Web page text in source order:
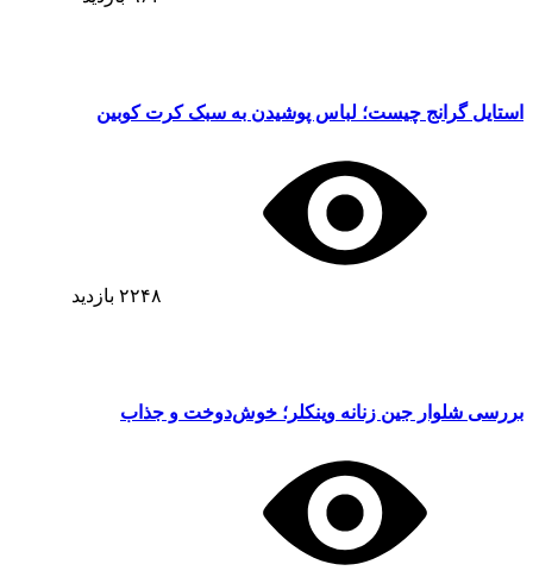
استایل گرانج چیست؛ لباس پوشیدن به سبک کرت کوبین
۲۲۴۸ بازدید
بررسی شلوار جین زنانه وینکلر؛ خوش‌دوخت و جذاب